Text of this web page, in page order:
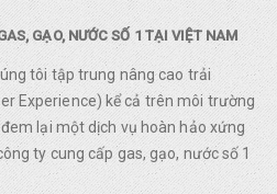
GẠO, NƯỚC SỐ 1 TẠI VIỆT NAM
tôi tập trung nâng cao trải
Experience) kể cả trên môi trường
lại một dịch vụ hoàn hảo xứng
ty cung cấp gas, gạo, nước số 1